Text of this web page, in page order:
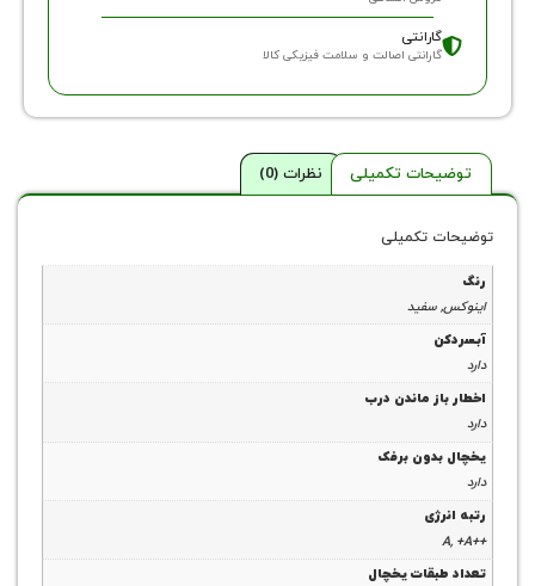
اصالت و سلامت فیزیکی کالا
تکمیلی نظرات (0)
تکمیلی
ماندن درب
برفک
یخچال